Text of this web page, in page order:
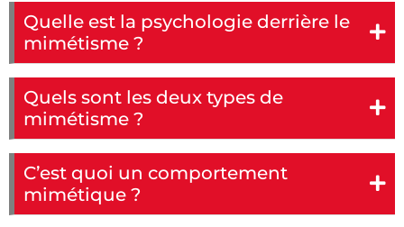
Quelle est la psychologie derrière le
mimétisme ?
Quels sont les deux types de
mimétisme ?
C’est quoi un comportement
mimétique ?